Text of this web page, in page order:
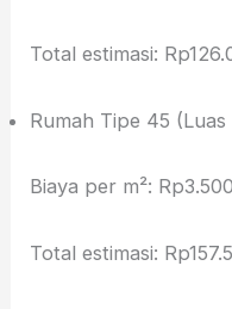
Total estimasi:
Rumah Tipe 45 (Luas
Biaya per m²:
Total estimasi: